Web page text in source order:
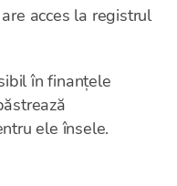
acces la registrul
în finanțele
ele însele.